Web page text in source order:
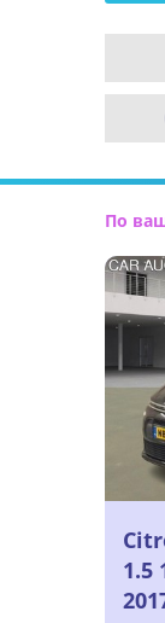
По
1.5